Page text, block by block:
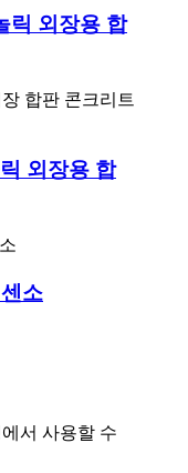
릭 외장용 합
외장용 합
소